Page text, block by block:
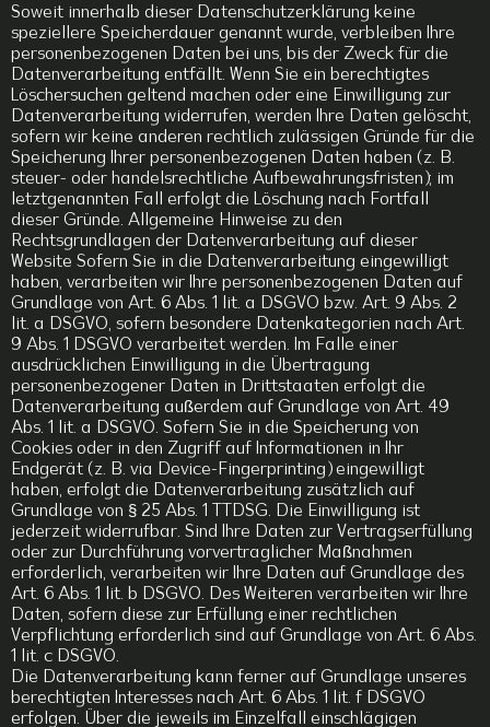
Soweit innerhalb dieser Datenschutzerklärung keine
speziellere Speicherdauer genannt wurde, verbleiben Ihre
personenbezogenen Daten bei uns, bis der Zweck für die
Datenverarbeitung entfällt. Wenn Sie ein berechtigtes
Löschersuchen geltend machen oder eine Einwilligung zur
Datenverarbeitung widerrufen, werden Ihre Daten gelöscht,
sofern wir keine anderen rechtlich zulässigen Gründe für die
Speicherung Ihrer personenbezogenen Daten haben (z. B.
steuer- oder handelsrechtliche Aufbewahrungsfristen); im
letztgenannten Fall erfolgt die Löschung nach Fortfall
dieser Gründe. Allgemeine Hinweise zu den
Rechtsgrundlagen der Datenverarbeitung auf dieser
Website Sofern Sie in die Datenverarbeitung eingewilligt
haben, verarbeiten wir Ihre personenbezogenen Daten auf
Grundlage von Art. 6 Abs. 1 lit. a DSGVO bzw. Art. 9 Abs. 2
lit. a DSGVO, sofern besondere Datenkategorien nach Art.
9 Abs. 1 DSGVO verarbeitet werden. Im Falle einer
ausdrücklichen Einwilligung in die Übertragung
personenbezogener Daten in Drittstaaten erfolgt die
Datenverarbeitung außerdem auf Grundlage von Art. 49
Abs. 1 lit. a DSGVO. Sofern Sie in die Speicherung von
Cookies oder in den Zugriff auf Informationen in Ihr
Endgerät (z. B. via Device-Fingerprinting) eingewilligt
haben, erfolgt die Datenverarbeitung zusätzlich auf
Grundlage von § 25 Abs. 1 TTDSG. Die Einwilligung ist
jederzeit widerrufbar. Sind Ihre Daten zur Vertragserfüllung
oder zur Durchführung vorvertraglicher Maßnahmen
erforderlich, verarbeiten wir Ihre Daten auf Grundlage des
Art. 6 Abs. 1 lit. b DSGVO. Des Weiteren verarbeiten wir Ihre
Daten, sofern diese zur Erfüllung einer rechtlichen
Verpflichtung erforderlich sind auf Grundlage von Art. 6 Abs.
1 lit. c DSGVO.
Die Datenverarbeitung kann ferner auf Grundlage unseres
berechtigten Interesses nach Art. 6 Abs. 1 lit. f DSGVO
erfolgen. Über die jeweils im Einzelfall einschlägigen